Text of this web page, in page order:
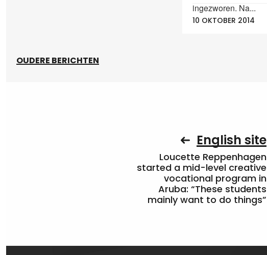
ingezworen. Na...
10 OKTOBER 2014
OUDERE BERICHTEN
English site
Loucette Reppenhagen
started a mid-level creative
vocational program in
Aruba: “These students
mainly want to do things”